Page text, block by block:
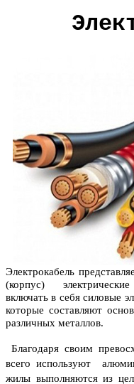
Электрокабель
(корпус)
включать в себя силовые
которые составляют
различных металлов.
Благодаря своим
всего используют
жилы выполняются из